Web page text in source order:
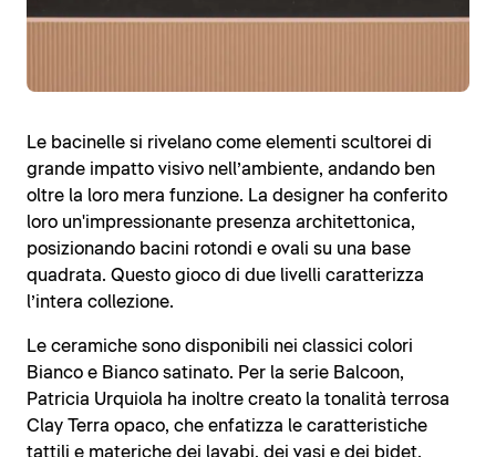
Le bacinelle si rivelano come elementi scultorei di
grande impatto visivo nell’ambiente, andando ben
oltre la loro mera funzione. La designer ha conferito
loro un'impressionante presenza architettonica,
posizionando bacini rotondi e ovali su una base
quadrata. Questo gioco di due livelli caratterizza
l’intera collezione.
Le ceramiche sono disponibili nei classici colori
Bianco e Bianco satinato. Per la serie Balcoon,
Patricia Urquiola ha inoltre creato la tonalità terrosa
Clay Terra opaco, che enfatizza le caratteristiche
tattili e materiche dei lavabi, dei vasi e dei bidet.